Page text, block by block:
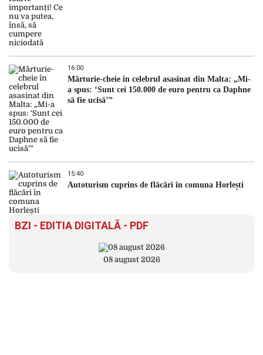
16:00
Mărturie-cheie în celebrul asasinat din Malta: „Mi-
a spus: ‘Sunt cei 150.000 de euro pentru ca Daphne
să fie ucisă’”
15:40
Autoturism cuprins de flăcări în comuna Horlești
BZI - EDITIA DIGITALĂ - PDF
08 august 2026